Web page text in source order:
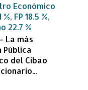
Económico
FP 18.5 %,
22.7 %
La más
Pública
del Cibao